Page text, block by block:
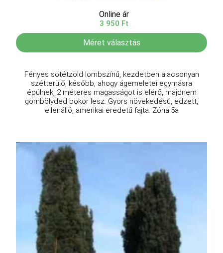
Online ár
3 950 Ft
Méret választás
Fényes sötétzöld lombszínű, kezdetben alacsonyan
szétterülő, később, ahogy ágemeletei egymásra
épülnek, 2 méteres magasságot is elérő, majdnem
gömbölyded bokor lesz. Gyors növekedésű, edzett,
ellenálló, amerikai eredetű fajta. Zóna:5a